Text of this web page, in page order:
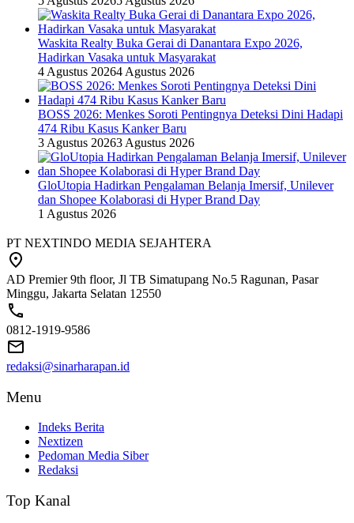
Waskita Realty Buka Gerai di Danantara Expo 2026,
Hadirkan Vasaka untuk Masyarakat
4 Agustus 20264 Agustus 2026
BOSS 2026: Menkes Soroti Pentingnya Deteksi Dini Hadapi
474 Ribu Kasus Kanker Baru
3 Agustus 20263 Agustus 2026
GloUtopia Hadirkan Pengalaman Belanja Imersif, Unilever
dan Shopee Kolaborasi di Hyper Brand Day
1 Agustus 2026
PT NEXTINDO MEDIA SEJAHTERA
AD Premier 9th floor, Jl TB Simatupang No.5 Ragunan, Pasar
Minggu, Jakarta Selatan 12550
0812-1919-9586
redaksi@sinarharapan.id
Menu
Indeks Berita
Nextizen
Pedoman Media Siber
Redaksi
Top Kanal